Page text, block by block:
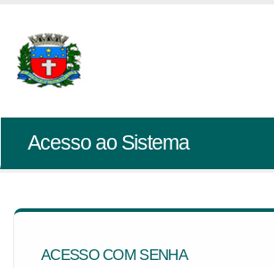
Acesso ao Sistema
ACESSO COM SENHA